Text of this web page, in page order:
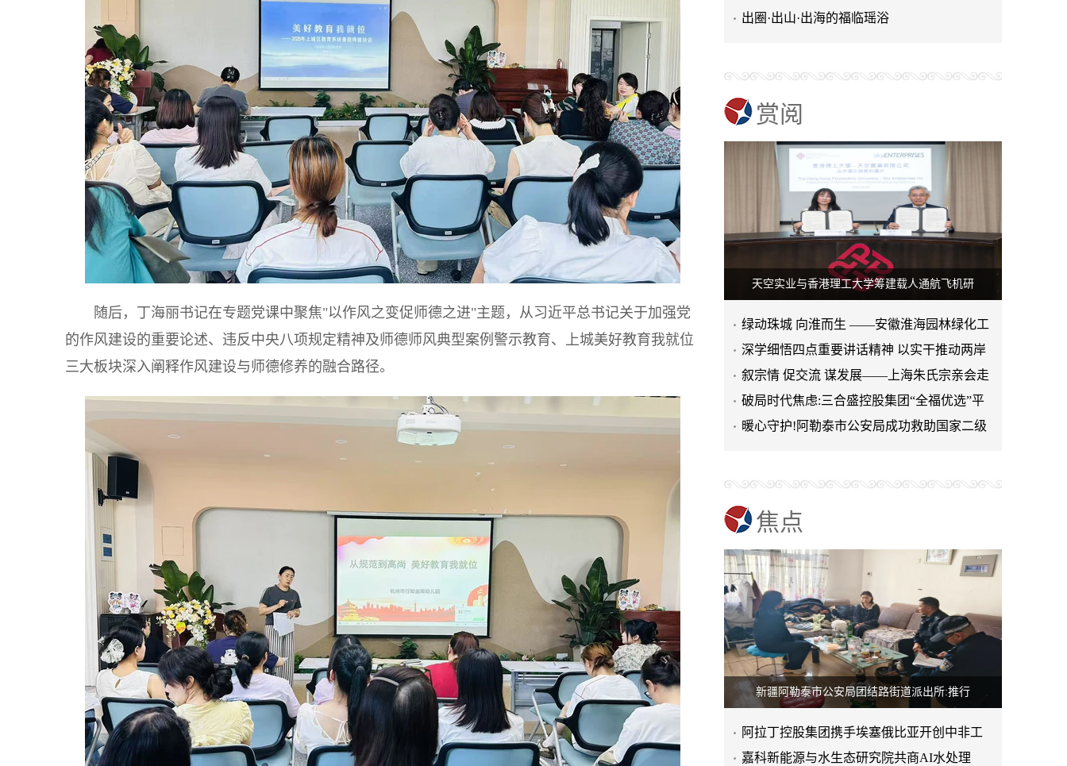
随后，丁海丽书记在专题党课中聚焦"以作风之变促师德之进"主题，从习近平总书记关于加强党
的作风建设的重要论述、违反中央八项规定精神及师德师风典型案例警示教育、上城美好教育我就位
三大板块深入阐释作风建设与师德修养的融合路径。
文旅推介会亮相泉城
出圈·出山·出海的福临瑶浴
赏阅
天空实业与香港理工大学筹建载人通航飞机研
绿动珠城 向淮而生 ——安徽淮海园林绿化工
程有限公司发展纪实
深学细悟四点重要讲话精神 以实干推动两岸
融合发展
叙宗情 促交流 谋发展——上海朱氏宗亲会走
进上海晨烨家具有限公
破局时代焦虑:三合盛控股集团“全福优选”平
台正式启航
暖心守护!阿勒泰市公安局成功救助国家二级
焦点
新疆阿勒泰市公安局团结路街道派出所:推行
阿拉丁控股集团携手埃塞俄比亚开创中非工
业农业合作新篇章
嘉科新能源与水生态研究院共商AI水处理